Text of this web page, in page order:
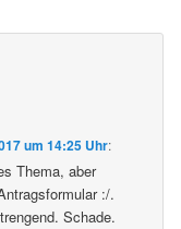
um 14:25 Uhr:
Thema, aber
:/.
Schade.